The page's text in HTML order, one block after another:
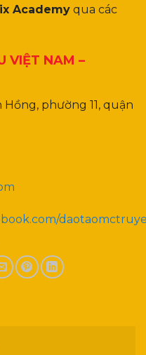
Academy qua các
VIỆT NAM –
phường 11, quận